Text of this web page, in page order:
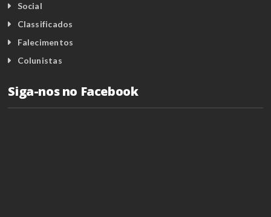
Social
Classificados
Falecimentos
Colunistas
Siga-nos no Facebook